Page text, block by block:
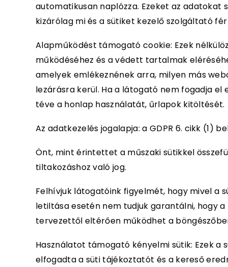
automatikusan naplózza. Ezeket az adatokat
kizárólag mi és a sütiket kezelő szolgáltató fér
Alapműködést támogató cookie: Ezek
működéséhez és a védett tartalmak
amelyek emlékeznének arra, milyen más
lezárásra kerül. Ha a látogató nem fogadja
téve a honlap használatát, űrlapok kitöltését.
Az adatkezelés jogalapja: a GDPR 6. cikk (1)
Önt, mint érintettet a műszaki sütikkel
tiltakozáshoz való jog.
Felhívjuk látogatóink figyelmét, hogy mivel a
letiltása esetén nem tudjuk garantálni, hogy
tervezettől eltérően működhet a
Használatot támogató kényelmi sütik: Ezek
elfogadta a süti tájékoztatót és a kereső